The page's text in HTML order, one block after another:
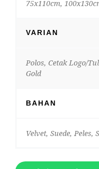
75x110cm,
VARIAN
Polos, Cetak Logo/
Gold
BAHAN
Velvet, Suede, Peles,